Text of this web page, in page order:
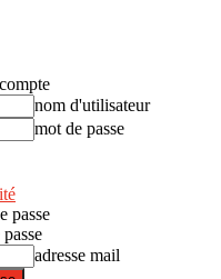
nom d'utilisateur
mot de passe
passe
adresse mail